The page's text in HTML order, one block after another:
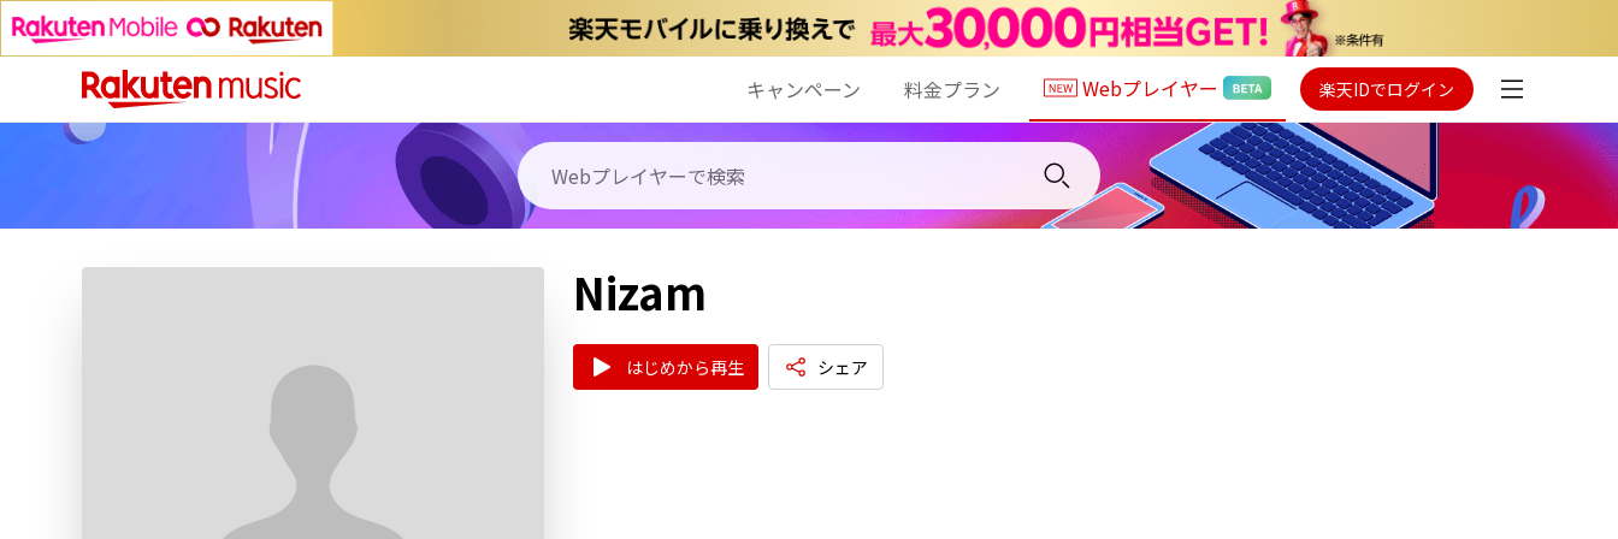
キャンペーン 料金プラン Webプレイヤー 楽天IDでログイン
Nizam
はじめから再生 シェア